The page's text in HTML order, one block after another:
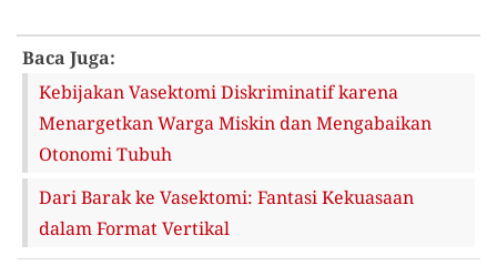
Baca Juga:
Kebijakan Vasektomi Diskriminatif karena
Menargetkan Warga Miskin dan Mengabaikan
Otonomi Tubuh
Dari Barak ke Vasektomi: Fantasi Kekuasaan
dalam Format Vertikal